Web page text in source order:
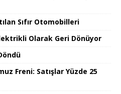
Sıfır Otomobilleri
Olarak Geri Dönüyor
Freni: Satışlar Yüzde 25